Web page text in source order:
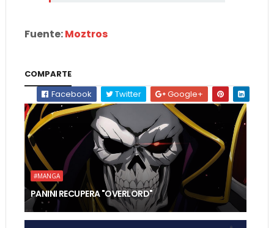
Fuente:Moztros
COMPARTE
Facebook
Twitter Google+
#MANGA
PANINI RECUPERA "OVERLORD"